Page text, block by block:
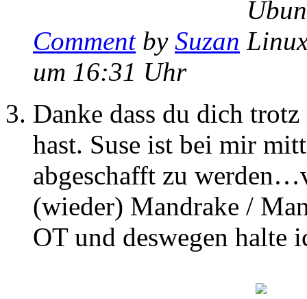
Commentby Suzan
um 16:31 Uhr
Danke dass du dich
hast. Suse ist bei mir
abgeschafft zu
(wieder) Mandrake /
OT und deswegen halte